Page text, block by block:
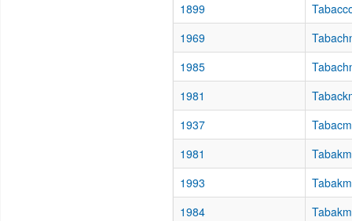
1899
1969
1985
1981
1937
1981
1993
1984